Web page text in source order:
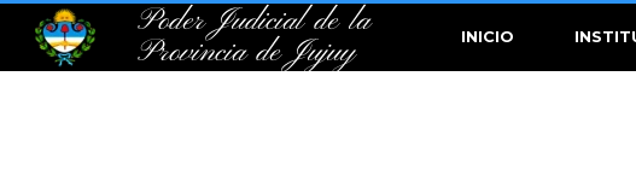
Poder Judicial de la
Provincia de Jujuy
INICIO